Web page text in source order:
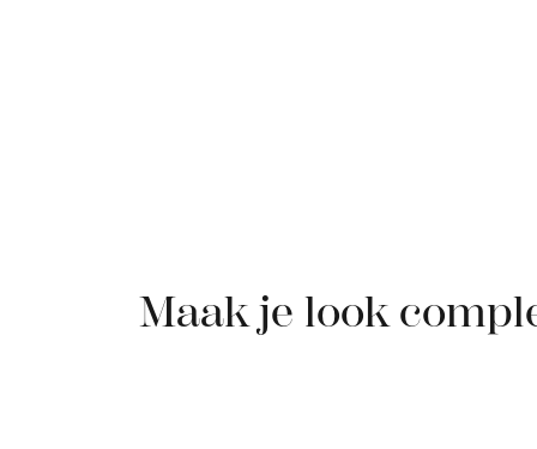
Maak je look